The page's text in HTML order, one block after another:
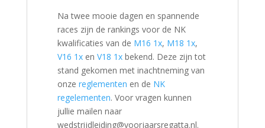
Na twee mooie dagen en spannende
races zijn de rankings voor de NK
kwalificaties van de M16 1x, M18 1x,
V16 1xen V18 1xbekend. Deze zijn tot
stand gekomen met inachtneming van
onze reglementen en de NK
regelementen. Voor vragen kunnen
jullie mailen naar
wedstrijdleiding@voorjaarsregatta.nl.